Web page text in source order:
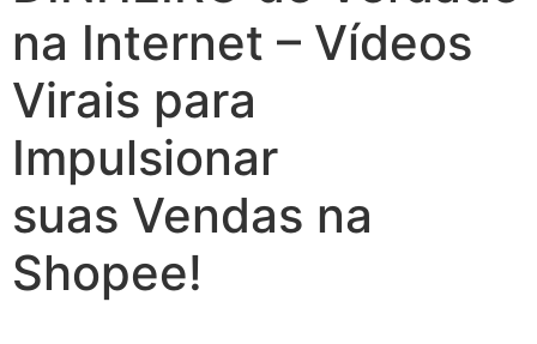
na Internet – Vídeos
Virais para
Impulsionar
suas Vendas na
Shopee!